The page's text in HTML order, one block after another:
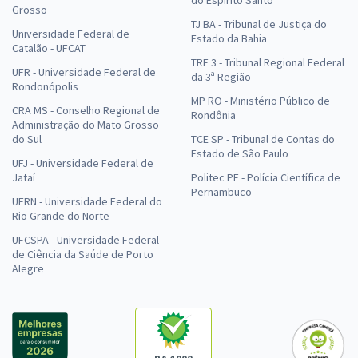
Grosso
Universidade Federal de
Catalão - UFCAT
UFR - Universidade Federal de
Rondonópolis
CRA MS - Conselho Regional de
Administração do Mato Grosso
do Sul
UFJ - Universidade Federal de
Jataí
UFRN - Universidade Federal do
Rio Grande do Norte
UFCSPA - Universidade Federal
de Ciência da Saúde de Porto
Alegre
TJ BA - Tribunal de Justiça do
Estado da Bahia
TRF 3 - Tribunal Regional Federal
da 3ª Região
MP RO - Ministério Público de
Rondônia
TCE SP - Tribunal de Contas do
Estado de São Paulo
Politec PE - Polícia Científica de
Pernambuco